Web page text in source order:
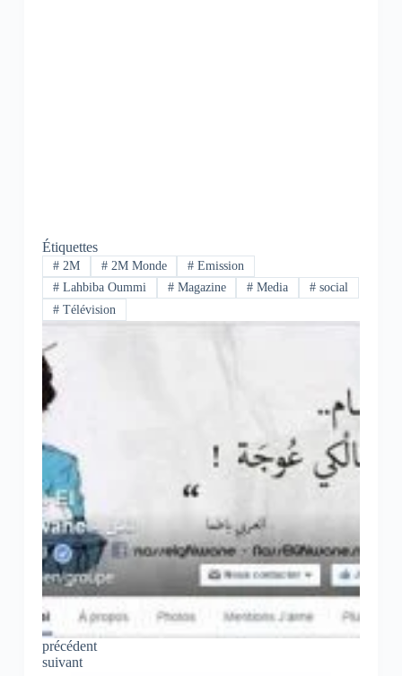
Étiquettes
#2M #2M Monde # Emission
#Lahbiba Oummi #Magazine # Media # social
#Télévision
précédent
suivant